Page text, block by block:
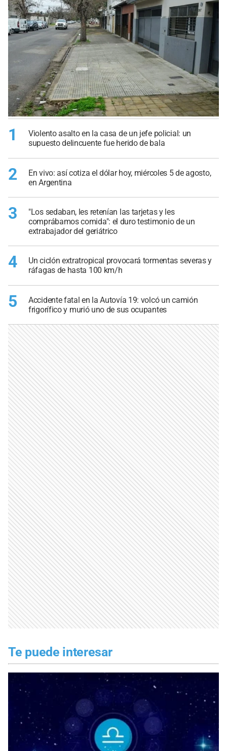
1
Violento asalto en la casa de un jefe policial: un
supuesto delincuente fue herido de bala
2
En vivo: así cotiza el dólar hoy, miércoles 5 de agosto,
en Argentina
3
"Los sedaban, les retenían las tarjetas y les
comprábamos comida": el duro testimonio de un
extrabajador del geriátrico
4
Un ciclón extratropical provocará tormentas severas y
ráfagas de hasta 100 km/h
5
Accidente fatal en la Autovía 19: volcó un camión
frigorífico y murió uno de sus ocupantes
Te puede interesar